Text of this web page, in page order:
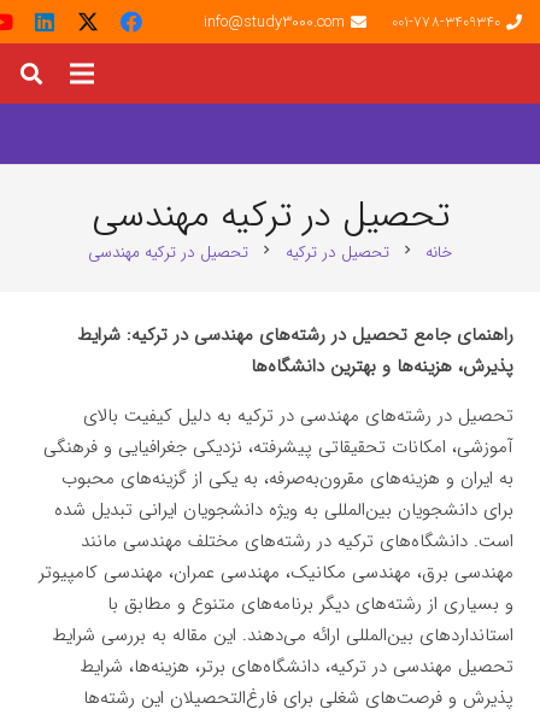
001-778-3409340
info@study3000.com
تحصیل در ترکیه مهندسی
خانه chevron_right تحصیل در ترکیه chevron_right تحصیل در ترکیه مهندسی
راهنمای جامع تحصیل در رشته‌های مهندسی در ترکیه: شرایط
پذیرش، هزینه‌ها و بهترین دانشگاه‌ها
تحصیل در رشته‌های مهندسی در ترکیه به دلیل کیفیت بالای
آموزشی، امکانات تحقیقاتی پیشرفته، نزدیکی جغرافیایی و فرهنگی
به ایران و هزینه‌های مقرون‌به‌صرفه، به یکی از گزینه‌های محبوب
برای دانشجویان بین‌المللی به ویژه دانشجویان ایرانی تبدیل شده
است. دانشگاه‌های ترکیه در رشته‌های مختلف مهندسی مانند
مهندسی برق، مهندسی مکانیک، مهندسی عمران، مهندسی کامپیوتر
و بسیاری از رشته‌های دیگر برنامه‌های متنوع و مطابق با
استانداردهای بین‌المللی ارائه می‌دهند. این مقاله به بررسی شرایط
تحصیل مهندسی در ترکیه، دانشگاه‌های برتر، هزینه‌ها، شرایط
پذیرش و فرصت‌های شغلی برای فارغ‌التحصیلان این رشته‌ها